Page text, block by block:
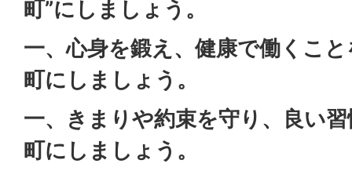
町”にしましょう。
一、心身を鍛え、健康で働くこ
町にしましょう。
一、きまりや約束を守り、良い
町にしましょう。